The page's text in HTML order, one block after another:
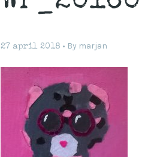
27 april 2018 By marjan